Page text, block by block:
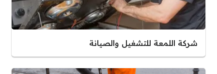
شركة اللمعة للتشغيل والصيانة